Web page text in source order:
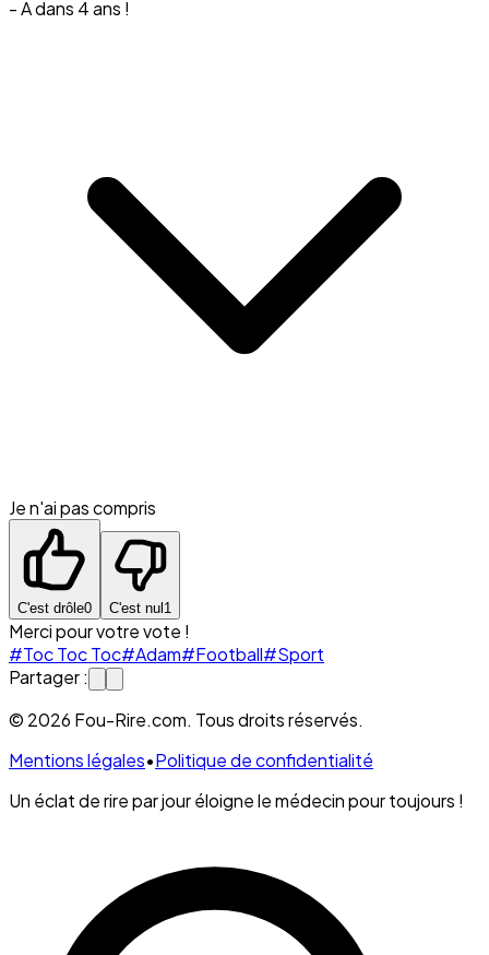
- À dans 4 ans !
Je n'ai pas compris
C'est drôle0 C'est nul 1
Merci pour votre vote !
#Toc Toc Toc#Adam#Football#Sport
Partager :
© 2026 Fou-Rire.com. Tous droits réservés.
Mentions légales•Politique de confidentialité
Un éclat de rire par jour éloigne le médecin pour toujours !